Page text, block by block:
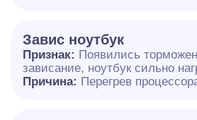
Завис ноутбук
Признак: Появились
зависание, ноутбук сильно
Причина: Перегрев